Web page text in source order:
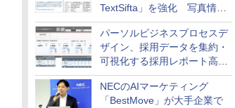
TextSifta」を強化 写真情報
のデータ化などに対応
パーソルビジネスプロセスデ
ザイン、採用データを集約・
可視化する採用レポート高速
化サービスを提供
NECのAIマーケティング
「BestMove」が大手企業で